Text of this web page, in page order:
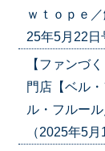
ｗｔｏｐｅ
25年5月22日
【ファンづ
門店【ベル
ル・フルー
（2025年5